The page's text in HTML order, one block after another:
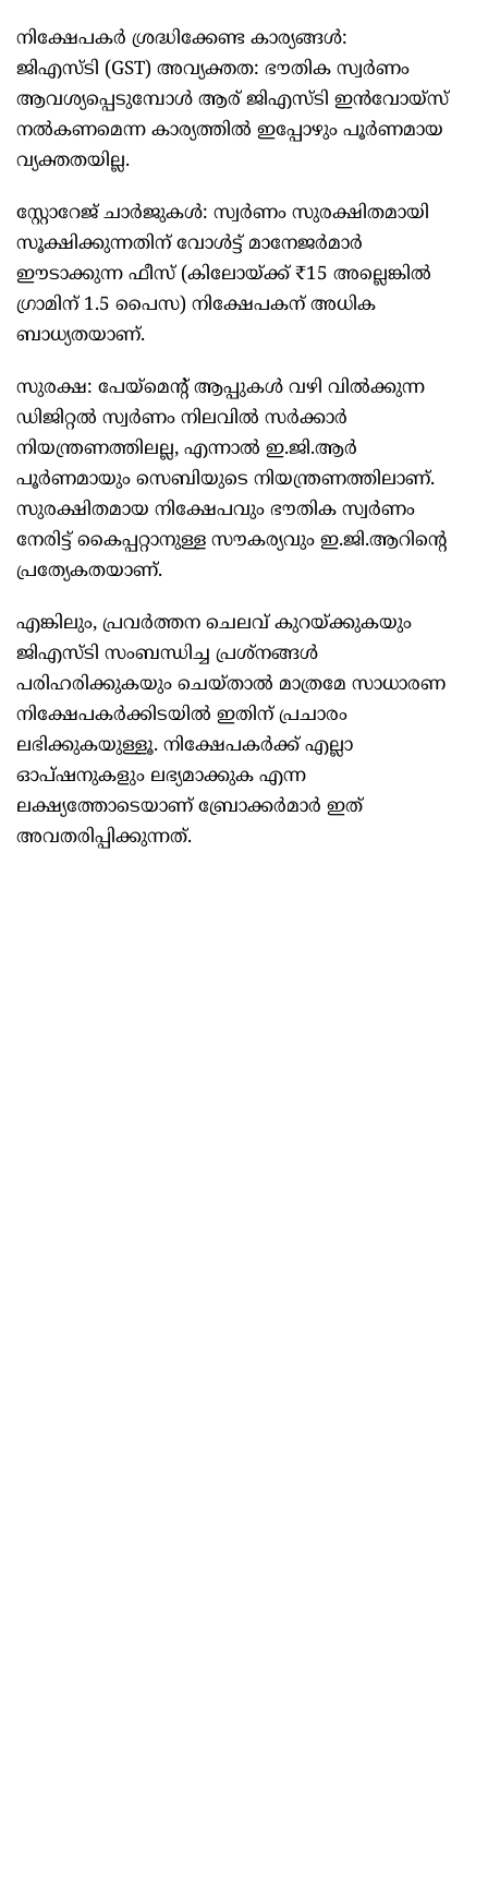
നിക്ഷേപകർ ശ്രദ്ധിക്കേണ്ട കാര്യങ്ങൾ:
ജിഎസ്ടി (GST) അവ്യക്തത: ഭൗതിക സ്വർണം
ആവശ്യപ്പെടുമ്പോൾ ആര് ജിഎസ്ടി ഇൻവോയ്സ്
നൽകണമെന്ന കാര്യത്തിൽ ഇപ്പോഴും പൂർണമായ
വ്യക്തതയില്ല.
സ്റ്റോറേജ് ചാർജുകൾ: സ്വർണം സുരക്ഷിതമായി
സൂക്ഷിക്കുന്നതിന് വോൾട്ട് മാനേജർമാർ
ഈടാക്കുന്ന ഫീസ് (കിലോയ്ക്ക് ₹15 അല്ലെങ്കിൽ
ഗ്രാമിന് 1.5 പൈസ) നിക്ഷേപകന് അധിക
ബാധ്യതയാണ്.
സുരക്ഷ: പേയ്‌മെന്റ് ആപ്പുകൾ വഴി വിൽക്കുന്ന
ഡിജിറ്റൽ സ്വർണം നിലവിൽ സർക്കാർ
നിയന്ത്രണത്തിലല്ല, എന്നാൽ ഇ.ജി.ആർ
പൂർണമായും സെബിയുടെ നിയന്ത്രണത്തിലാണ്.
സുരക്ഷിതമായ നിക്ഷേപവും ഭൗതിക സ്വർണം
നേരിട്ട് കൈപ്പറ്റാനുള്ള സൗകര്യവും ഇ.ജി.ആറിന്റെ
പ്രത്യേകതയാണ്.
എങ്കിലും, പ്രവർത്തന ചെലവ് കുറയ്ക്കുകയും
ജിഎസ്ടി സംബന്ധിച്ച പ്രശ്നങ്ങൾ
പരിഹരിക്കുകയും ചെയ്താൽ മാത്രമേ സാധാരണ
നിക്ഷേപകർക്കിടയിൽ ഇതിന് പ്രചാരം
ലഭിക്കുകയുള്ളൂ. നിക്ഷേപകർക്ക് എല്ലാ
ഓപ്ഷനുകളും ലഭ്യമാക്കുക എന്ന
ലക്ഷ്യത്തോടെയാണ് ബ്രോക്കർമാർ ഇത്
അവതരിപ്പിക്കുന്നത്.